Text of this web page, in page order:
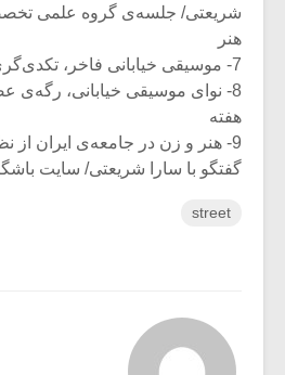
شریعتی/ جلسه‌ی گروه علمی
هنر
7- موسیقی خیابانی فاخر، تکدی‌گری نیست./ ایرنا
8- نوای موسیقی خیابانی، رگه‌ی
هفته
9- هنر و زن در جامعه‌ی ایران
گفتگو با سارا شریعتی/ سایت
street